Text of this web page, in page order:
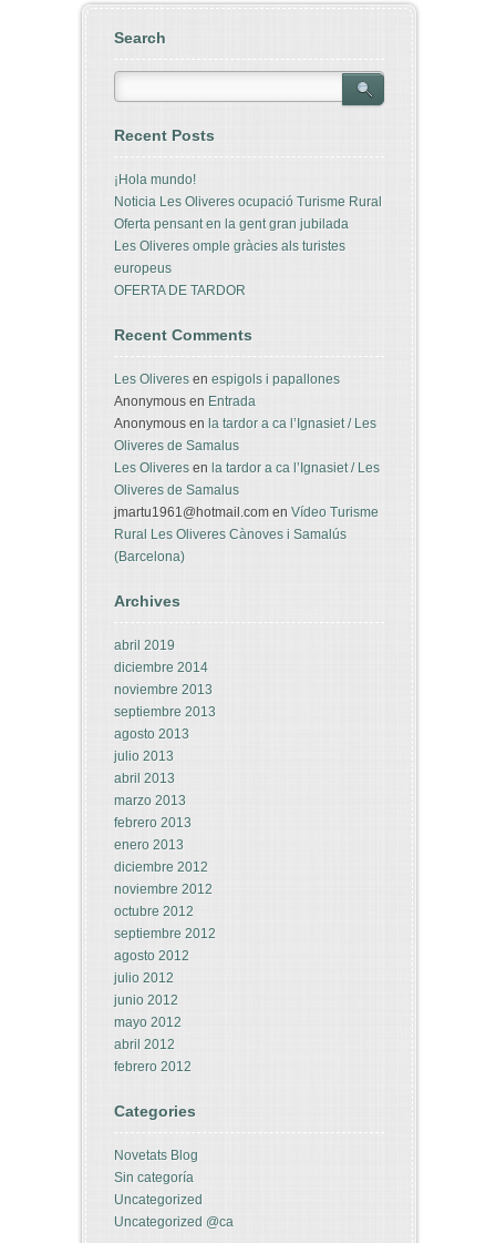
Search
Recent Posts
¡Hola mundo!
Noticia Les Oliveres ocupació Turisme Rural
Oferta pensant en la gent gran jubilada
Les Oliveres omple gràcies als turistes
europeus
OFERTA DE TARDOR
Recent Comments
Les Oliveres en espigols i papallones
Anonymous en Entrada
Anonymous en la tardor a ca l’Ignasiet / Les
Oliveres de Samalus
Les Oliveres en la tardor a ca l’Ignasiet / Les
Oliveres de Samalus
jmartu1961@hotmail.com en Vídeo Turisme
Rural Les Oliveres Cànoves i Samalús
(Barcelona)
Archives
abril 2019
diciembre 2014
noviembre 2013
septiembre 2013
agosto 2013
julio 2013
abril 2013
marzo 2013
febrero 2013
enero 2013
diciembre 2012
noviembre 2012
octubre 2012
septiembre 2012
agosto 2012
julio 2012
junio 2012
mayo 2012
abril 2012
febrero 2012
Categories
Novetats Blog
Sin categoría
Uncategorized
Uncategorized @ca